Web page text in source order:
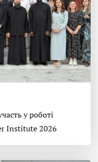
у роботі
Institute 2026